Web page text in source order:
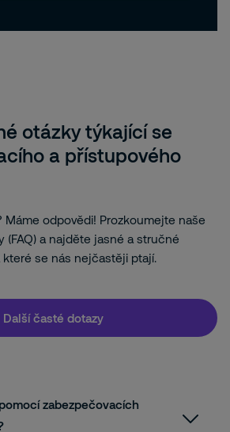
otázky týkající se
a přístupového
Máme odpovědi! Prozkoumejte naše
(FAQ) a najděte jasné a stručné
které se nás nejčastěji ptají.
Další časté dotazy
zabezpečovacích